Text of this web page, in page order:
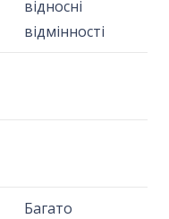
відносні
відмінності
Багато